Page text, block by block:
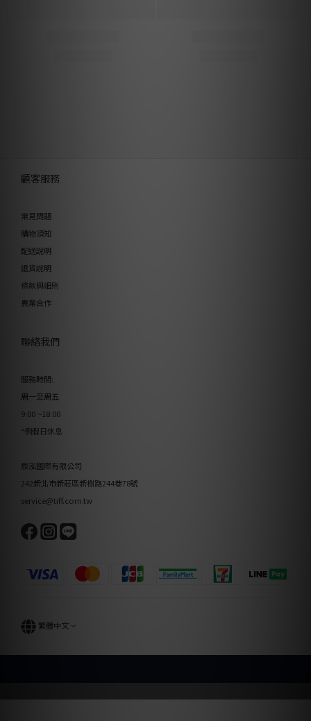
顧客服務
常見問題
購物須知
配送說明
退貨說明
條款與細則
異業合作
聯絡我們
服務時間:
周一至周五
9:00 ~18:00
*例假日休息
辰泓國際有限公司
242新北市新莊區新樹路244巷78號
service@tiff.com.tw
繁體中文